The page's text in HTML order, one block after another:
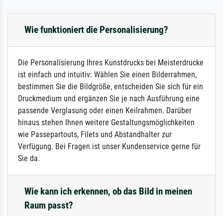
Wie funktioniert die Personalisierung?
Die Personalisierung Ihres Kunstdrucks bei Meisterdrucke
ist einfach und intuitiv: Wählen Sie einen Bilderrahmen,
bestimmen Sie die Bildgröße, entscheiden Sie sich für ein
Druckmedium und ergänzen Sie je nach Ausführung eine
passende Verglasung oder einen Keilrahmen. Darüber
hinaus stehen Ihnen weitere Gestaltungsmöglichkeiten
wie Passepartouts, Filets und Abstandhalter zur
Verfügung. Bei Fragen ist unser Kundenservice gerne für
Sie da.
Wie kann ich erkennen, ob das Bild in meinen
Raum passt?